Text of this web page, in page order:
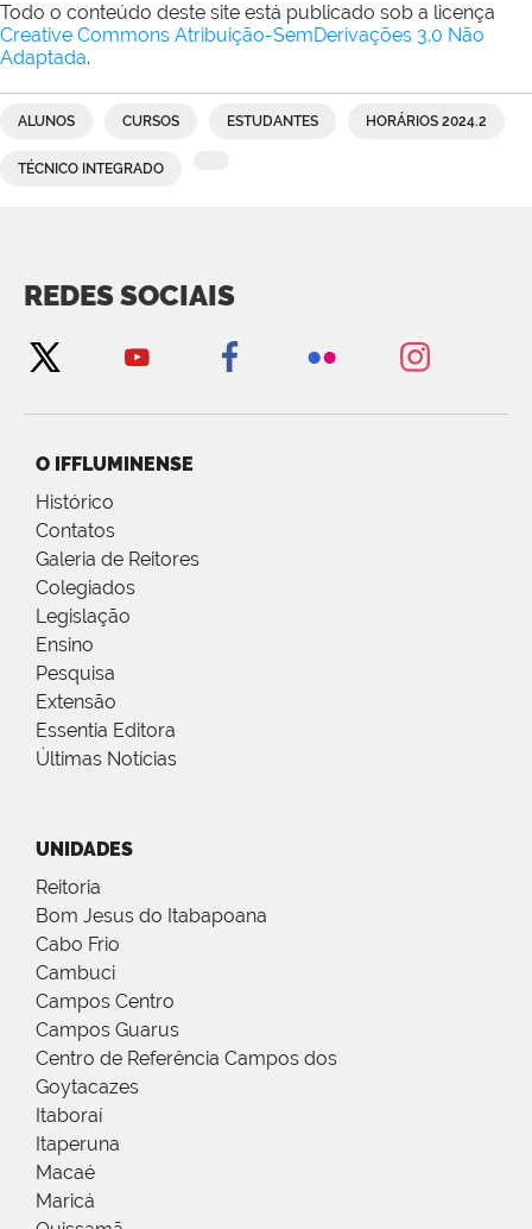
Todo o conteúdo deste site está publicado sob a licença
Creative Commons Atribuição-SemDerivações 3.0 Não
Adaptada.
ALUNOS CURSOS ESTUDANTES HORÁRIOS 2024.2
TÉCNICO INTEGRADO
REDES SOCIAIS
O IFFLUMINENSE
Histórico
Contatos
Galeria de Reitores
Colegiados
Legislação
Ensino
Pesquisa
Extensão
Essentia Editora
Últimas Notícias
UNIDADES
Reitoria
Bom Jesus do Itabapoana
Cabo Frio
Cambuci
Campos Centro
Campos Guarus
Centro de Referência Campos dos
Goytacazes
Itaboraí
Itaperuna
Macaé
Maricá